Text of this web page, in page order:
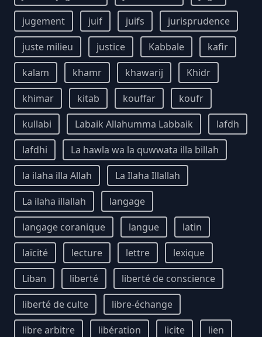
jugement
juif juifs
jurisprudence
juste milieu
justice Kabbale
kafir
kalam
khamr khawarij
Khidr
khimar
kitab kouffar
koufr
kullabi
Labaik Allahumma Labbaik
lafdh
lafdhi
La hawla wa la quwwata illa billah
la ilaha illa Allah
La Ilaha Illallah
La ilaha illallah
langage
langage coranique
langue
latin
laïcité
lecture lettre
lexique
Liban
liberté
liberté de conscience
liberté de culte
libre-échange
libre arbitre
libération licite
lien